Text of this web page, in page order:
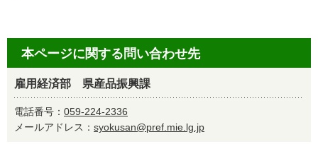
本ページに関する問い合わせ先
雇用経済部 県産品振興課
電話番号： 059-224-2336
メールアドレス： syokusan@pref.mie.lg.jp